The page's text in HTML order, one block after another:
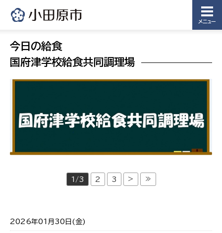
メニュー
今日の給食
国府津学校給食共同調理場
1/3 2 3 > ≫
2026年01月30日(金)